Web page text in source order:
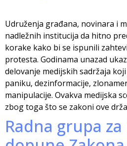
Udruženja građana, novinara i
nadležnih institucija da hitno
korake kako bi se ispunili
protesta. Godinama unazad
delovanje medijskih sadržaja
paniku, dezinformacije,
manipulacije. Ovakva medijska
zbog toga što se zakoni ove
Radna grupa